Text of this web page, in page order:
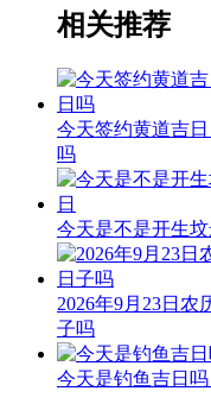
忌：上樑 盖屋 入殓
5时-7时 辛卯时： 沖鸡
宜：祈福 求嗣 订婚 嫁
安葬 赴任
7时-9时 壬辰时： 沖
宜：作灶 祭祀 斋醮 酬
口 移徙 安葬
忌：祈福 求嗣 乘船
9时-11时 癸巳时： 沖
相关推荐
今天签约黄道吉日
吗
今天是不是开生坟
2026年9月23日农
子吗
今天是钓鱼吉日